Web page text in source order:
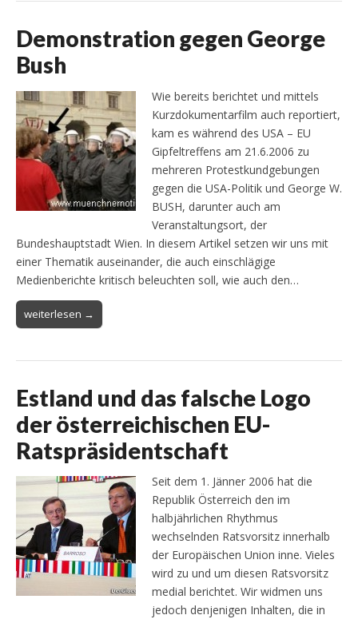
Demonstration gegen George
Bush
Wie bereits berichtet und mittels
Kurzdokumentarfilm auch reportiert,
kam es während des USA – EU
Gipfeltreffens am 21.6.2006 zu
mehreren Protestkundgebungen
gegen die USA-Politik und George W.
BUSH, darunter auch am
Veranstaltungsort, der
Bundeshauptstadt Wien. In diesem Artikel setzen wir uns mit
einer Thematik auseinander, die auch einschlägige
Medienberichte kritisch beleuchten soll, wie auch den…
weiterlesen →
Estland und das falsche Logo
der österreichischen EU-
Ratspräsidentschaft
Seit dem 1. Jänner 2006 hat die
Republik Österreich den im
halbjährlichen Rhythmus
wechselnden Ratsvorsitz innerhalb
der Europäischen Union inne. Vieles
wird zu und um diesen Ratsvorsitz
medial berichtet. Wir widmen uns
jedoch denjenigen Inhalten, die in